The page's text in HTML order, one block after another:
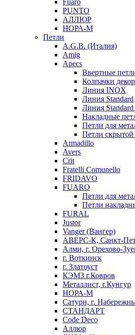
Fuaro
PUNTO
АЛЛЮР
НОРА-М
Петли
A.G.B. (Италия)
Amig
Apecs
Ввертные
Колпачки
Линия INOX
Линия Standard
Линия
Накладные
Петли для
Петли скрытой
Armadillo
Avers
Crit
Fratelli Comunello
FRIDAVO
FUARO
Петли для
Петли
FURAL
Justor
Vanger (Вангер)
АВЕРС-К, Санкт-
Алми, г. Орехово-
г. Воткинск
г. Златоуст
КЭМЗ г.Ковров
Металлист, г.Кунгур
НОРА-М
Сатурн, г.
СТАНДАРТ
Code Deco
Аллюр